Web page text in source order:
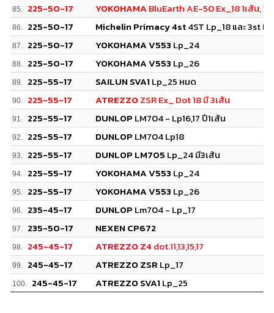
85. 225-50-17 YOKOHAMA BluEarth AE-50 Ex_18 1เส้น,
86. 225-50-17 Michelin Primacy 4st4ST Lp_18 และ 3st
87. 225-50-17 YOKOHAMA V553 Lp_24
88. 225-50-17 YOKOHAMA V553 Lp_26
89. 225-55-17 SAILUN SVA1 Lp_25 หมด
90. 225-55-17 ATREZZO ZSR Ex_ Dot 18 มี 3เส้น
91. 225-55-17 DUNLOP LM704 - Lp16,17 ปี1เส้น
92. 225-55-17 DUNLOP LM704 Lp18
93. 225-55-17 DUNLOP LM705 Lp_24 มี3เส้น
94. 225-55-17 YOKOHAMA V553 Lp_24
95. 225-55-17 YOKOHAMA V553 Lp_26
96. 235-45-17 DUNLOP Lm704 - Lp_17
97. 235-50-17 NEXEN CP672
98. 245-45-17 ATREZZO Z4 dot.11,13,15,17
99. 245-45-17 ATREZZO ZSR Lp_17
100. 245-45-17 ATREZZO SVA1 Lp_25